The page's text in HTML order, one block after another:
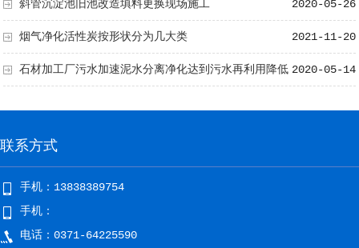
2020-05-26
斜管沉淀池旧池改造填料更换现场施工
2021-11-20
烟气净化活性炭按形状分为几大类
2020-05-14
石材加工厂污水加速泥水分离净化达到污水再利用降低
联系方式
手机：13838389754
手机：
电话：0371-64225590